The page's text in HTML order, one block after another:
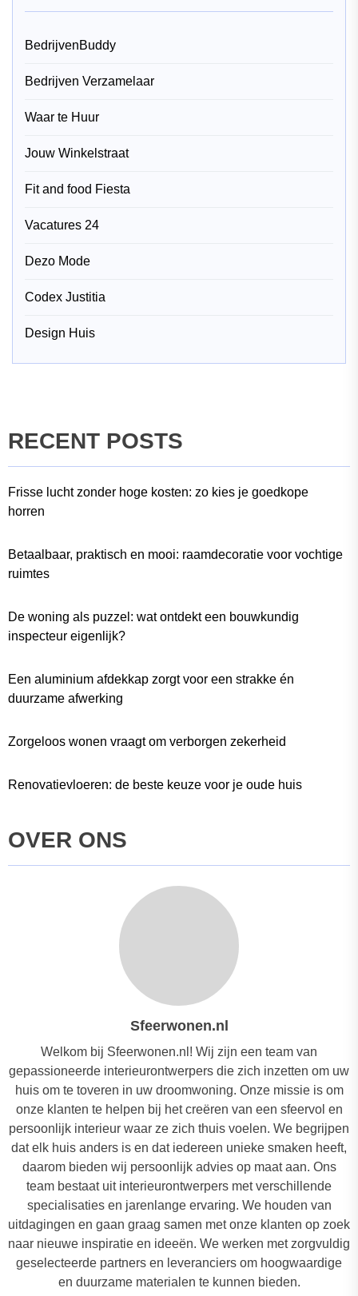
BedrijvenBuddy
Bedrijven Verzamelaar
Waar te Huur
Jouw Winkelstraat
Fit and food Fiesta
Vacatures 24
Dezo Mode
Codex Justitia
Design Huis
RECENT POSTS
Frisse lucht zonder hoge kosten: zo kies je goedkope
horren
Betaalbaar, praktisch en mooi: raamdecoratie voor vochtige
ruimtes
De woning als puzzel: wat ontdekt een bouwkundig
inspecteur eigenlijk?
Een aluminium afdekkap zorgt voor een strakke én
duurzame afwerking
Zorgeloos wonen vraagt om verborgen zekerheid
Renovatievloeren: de beste keuze voor je oude huis
OVER ONS
Sfeerwonen.nl
Welkom bij Sfeerwonen.nl! Wij zijn een team van
gepassioneerde interieurontwerpers die zich inzetten om uw
huis om te toveren in uw droomwoning. Onze missie is om
onze klanten te helpen bij het creëren van een sfeervol en
persoonlijk interieur waar ze zich thuis voelen. We begrijpen
dat elk huis anders is en dat iedereen unieke smaken heeft,
daarom bieden wij persoonlijk advies op maat aan. Ons
team bestaat uit interieurontwerpers met verschillende
specialisaties en jarenlange ervaring. We houden van
uitdagingen en gaan graag samen met onze klanten op zoek
naar nieuwe inspiratie en ideeën. We werken met zorgvuldig
geselecteerde partners en leveranciers om hoogwaardige
en duurzame materialen te kunnen bieden.